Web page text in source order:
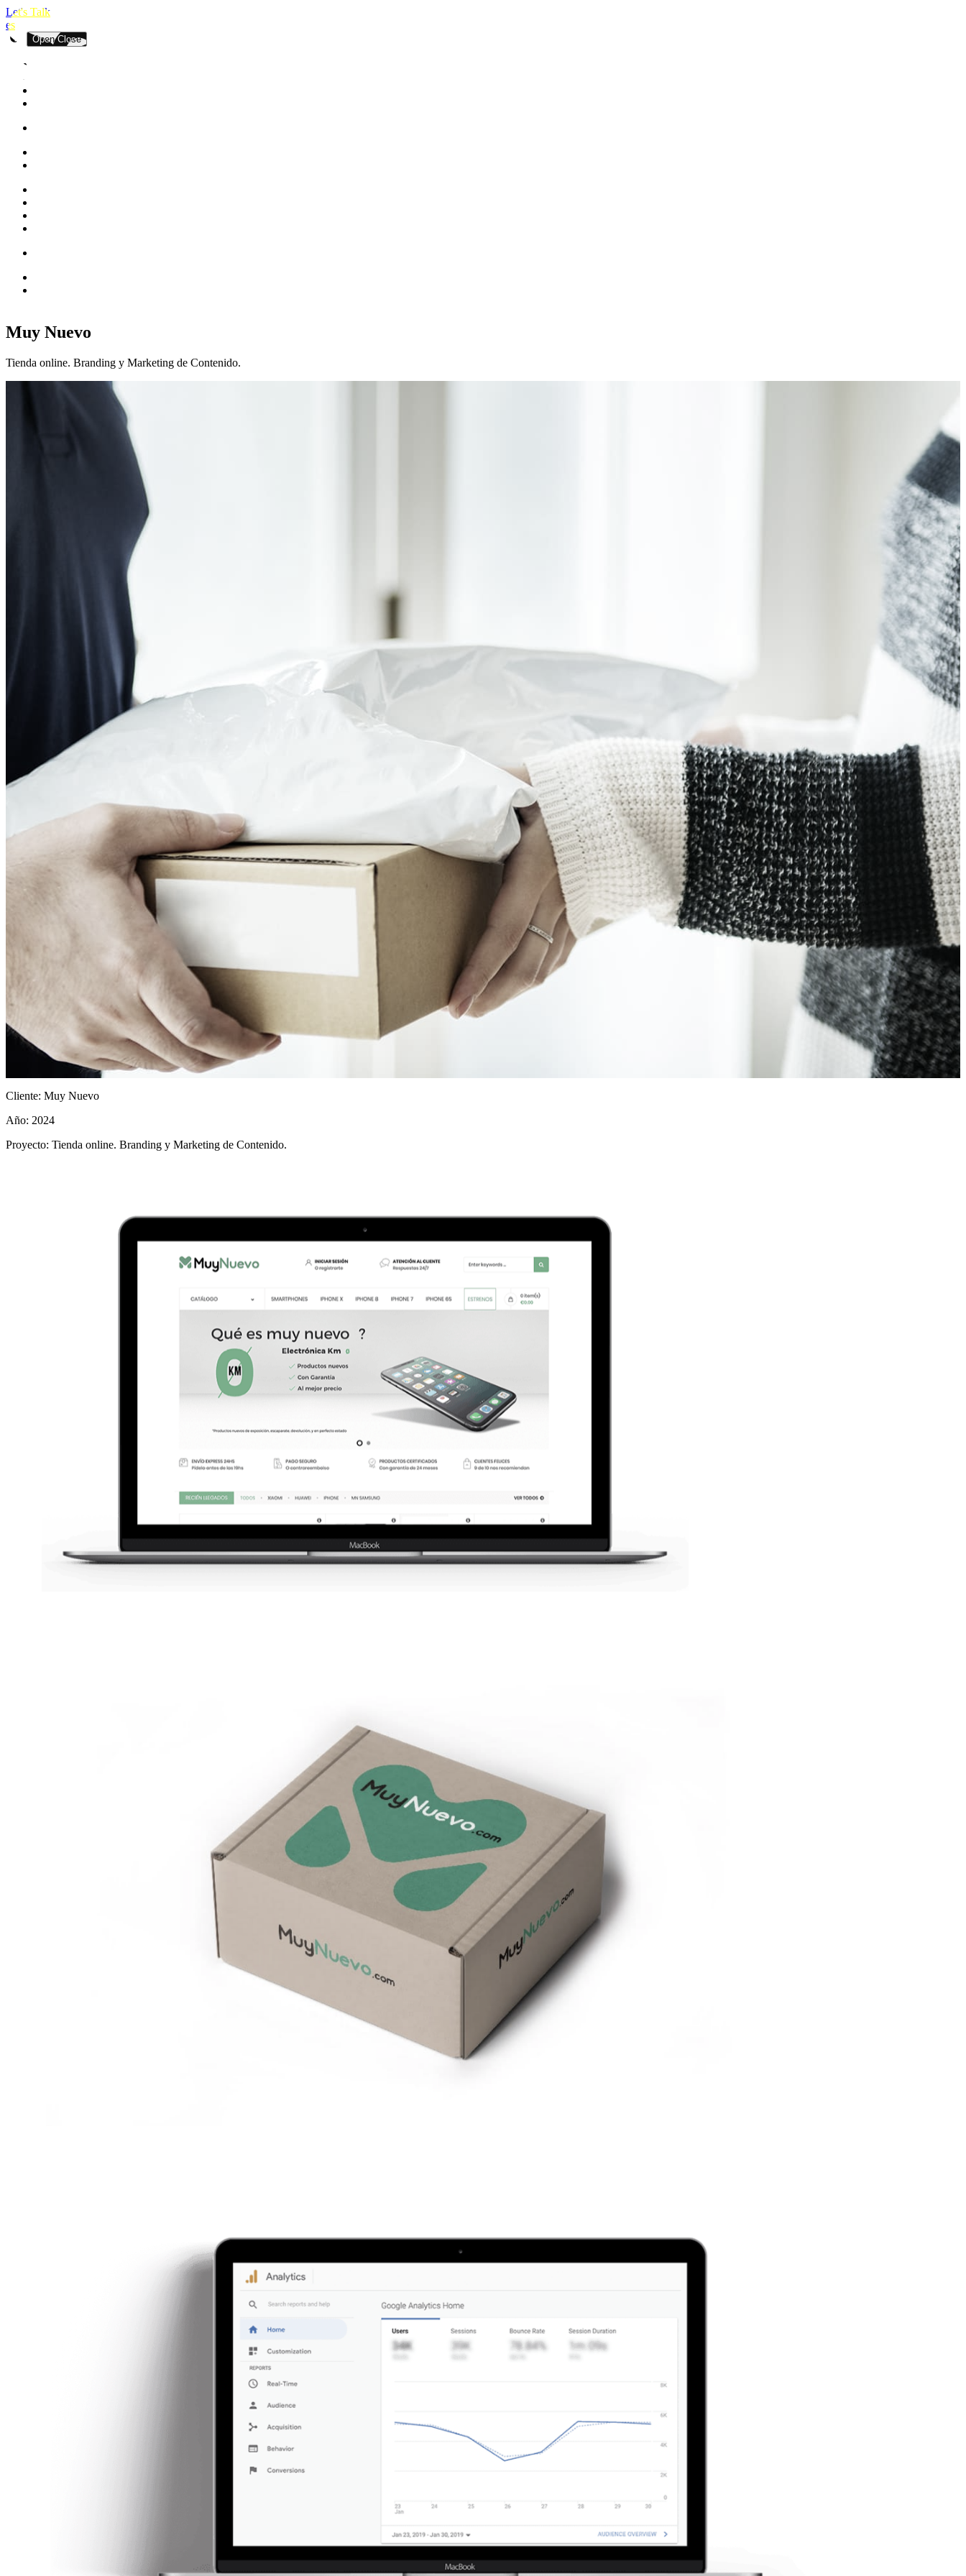
Let's Talk
es
Open Close
Muy Nuevo
Tienda online. Branding y Marketing de Contenido.
Cliente: Muy Nuevo
Año: 2024
Proyecto: Tienda online. Branding y Marketing de Contenido.